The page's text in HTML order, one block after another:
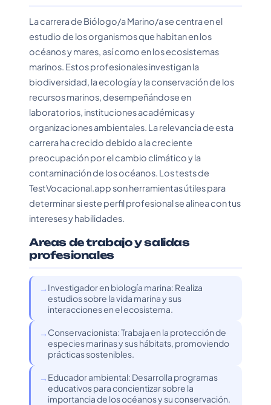
La carrera de Biólogo/a Marino/a se centra en el
estudio de los organismos que habitan en los
océanos y mares, así como en los ecosistemas
marinos. Estos profesionales investigan la
biodiversidad, la ecología y la conservación de los
recursos marinos, desempeñándose en
laboratorios, instituciones académicas y
organizaciones ambientales. La relevancia de esta
carrera ha crecido debido a la creciente
preocupación por el cambio climático y la
contaminación de los océanos. Los tests de
TestVocacional.app son herramientas útiles para
determinar si este perfil profesional se alinea con tus
intereses y habilidades.
Areas de trabajo y salidas
profesionales
Investigador en biología marina: Realiza
estudios sobre la vida marina y sus
interacciones en el ecosistema.
Conservacionista: Trabaja en la protección de
especies marinas y sus hábitats, promoviendo
prácticas sostenibles.
Educador ambiental: Desarrolla programas
educativos para concientizar sobre la
importancia de los océanos y su conservación.